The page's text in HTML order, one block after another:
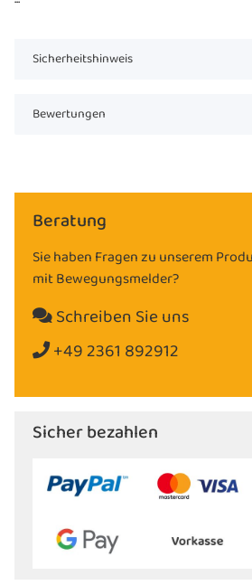
Sicherheitshinweis
Bewertungen
Beratung
Sie haben Fragen zu unserem
mit Bewegungsmelder?
Schreiben Sie uns
+49 2361 892912
Sicher bezahlen